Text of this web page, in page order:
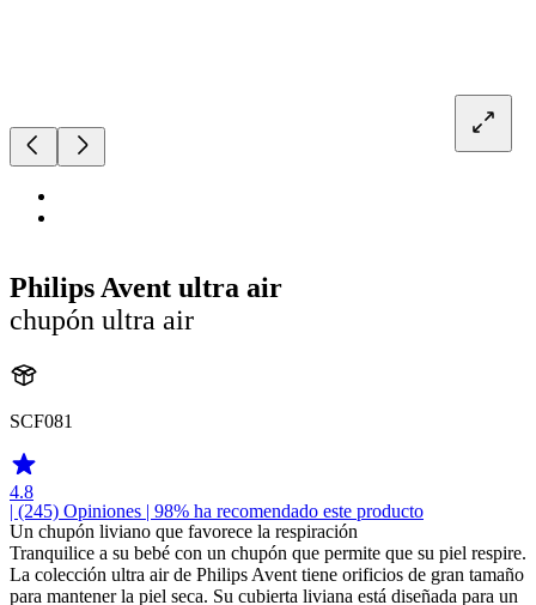
Philips Avent ultra air
chupón ultra air
SCF081
4.8
| (245) Opiniones | 98% ha recomendado este producto
Un chupón liviano que favorece la respiración
Tranquilice a su bebé con un chupón que permite que su piel respire.
La colección ultra air de Philips Avent tiene orificios de gran tamaño
para mantener la piel seca. Su cubierta liviana está diseñada para un